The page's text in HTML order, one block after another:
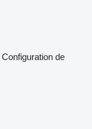
Configuration de